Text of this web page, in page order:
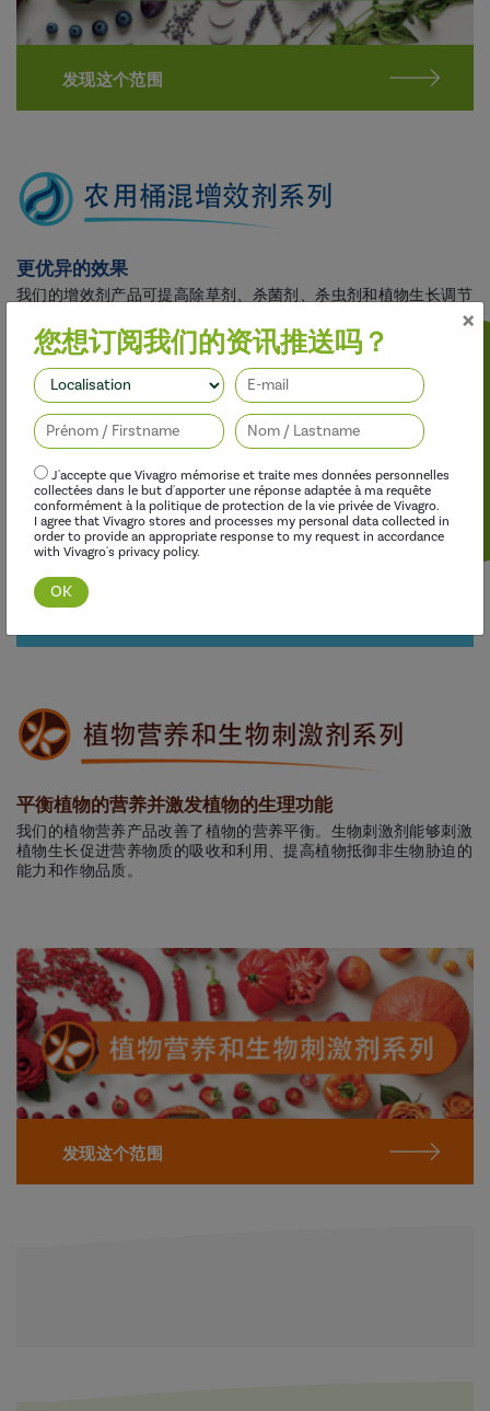
发现这个范围
更优异的效果
我们的增效剂产品可提高除草剂、杀菌剂、杀虫剂和植物生长调节
平衡植物的营养并激发植物的生理功能
我们的植物营养产品改善了植物的营养平衡。生物刺激剂能够刺激
植物生长促进营养物质的吸收和利用、提高植物抵御非生物胁迫的
能力和作物品质。
发现这个范围
×
您想订阅我们的资讯推送吗？
J'accepte que Vivagro mémorise et traite mes données personnelles
collectées dans le but d'apporter une réponse adaptée à ma requête
conformément à la politique de protection de la vie privée de Vivagro.
I agree that Vivagro stores and processes my personal data collected in
order to provide an appropriate response to my request in accordance
with Vivagro's privacy policy.